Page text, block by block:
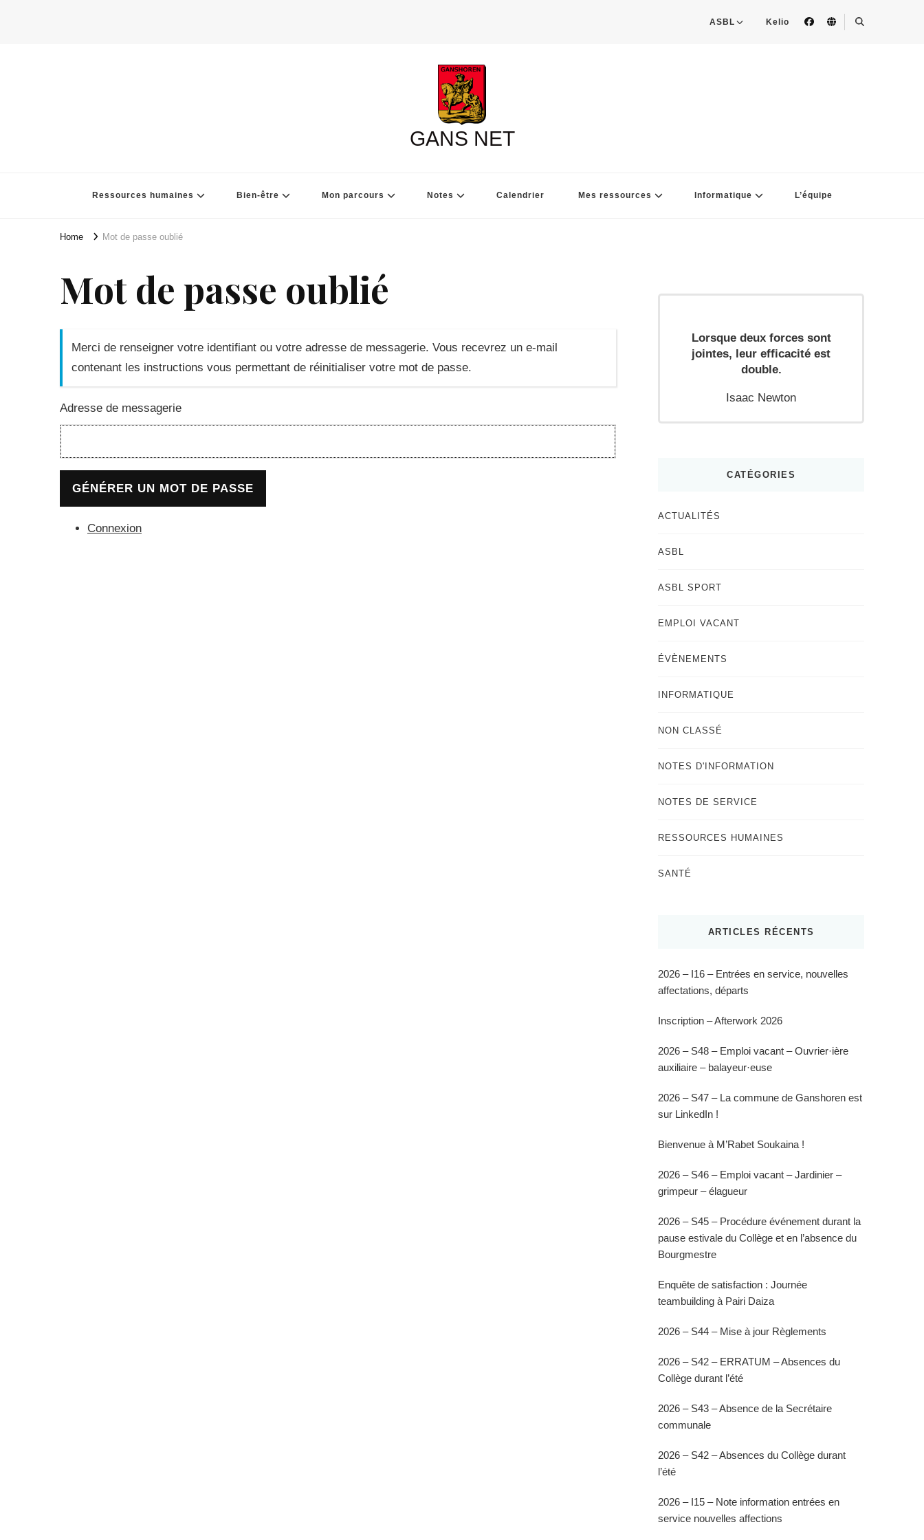
ASBL Kelio
GANS NET
Ressources humaines Bien-être Mon parcours Notes Calendrier Mes ressources Informatique L’équipe
Home Mot de passe oublié
Mot de passe oublié
Merci de renseigner votre identifiant ou votre adresse de messagerie. Vous recevrez un e-mail
contenant les instructions vous permettant de réinitialiser votre mot de passe.
Adresse de messagerie
GÉNÉRER UN MOT DE PASSE
Connexion
Lorsque deux forces sont
jointes, leur efficacité est
double.
Isaac Newton
CATÉGORIES
ACTUALITÉS
ASBL
ASBL SPORT
EMPLOI VACANT
ÉVÈNEMENTS
INFORMATIQUE
NON CLASSÉ
NOTES D'INFORMATION
NOTES DE SERVICE
RESSOURCES HUMAINES
SANTÉ
ARTICLES RÉCENTS
2026 – I16 – Entrées en service, nouvelles
affectations, départs
Inscription – Afterwork 2026
2026 – S48 – Emploi vacant – Ouvrier·ière
auxiliaire – balayeur·euse
2026 – S47 – La commune de Ganshoren est
sur LinkedIn !
Bienvenue à M’Rabet Soukaina !
2026 – S46 – Emploi vacant – Jardinier –
grimpeur – élagueur
2026 – S45 – Procédure événement durant la
pause estivale du Collège et en l’absence du
Bourgmestre
Enquête de satisfaction : Journée
teambuilding à Pairi Daiza
2026 – S44 – Mise à jour Règlements
2026 – S42 – ERRATUM – Absences du
Collège durant l’été
2026 – S43 – Absence de la Secrétaire
communale
2026 – S42 – Absences du Collège durant
l’été
2026 – I15 – Note information entrées en
service nouvelles affections